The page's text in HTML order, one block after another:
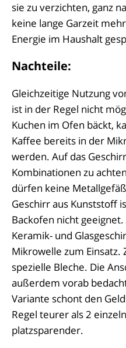
sie zu verzichten, ganz
keine lange Garzeit
Energie im Haushalt
Nachteile:
Gleichzeitige Nutzung
ist in der Regel nicht
Kuchen im Ofen bäckt,
Kaffee bereits in der
werden. Auf das
Kombinationen zu
dürfen keine
Geschirr aus Kunststoff
Backofen nicht
Keramik- und
Mikrowelle zum Einsatz.
spezielle Bleche. Die
außerdem vorab
Variante schont den
Regel teurer als 2
platzsparender.